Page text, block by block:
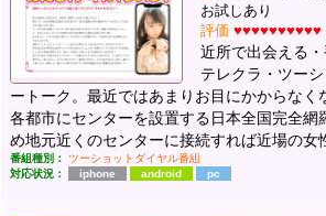
お試しあり
評価 ♥♥♥♥♥♥♥♥♥♥
近所で出会える
テレクラ・ツー
ートーク。最近ではあまりお目にかからなく
各都市にセンターを設置する日本全国完全網
め地元近くのセンターに接続すれば近場の女
番組種別：
ツーショットダイヤル番組
対応状況：
iphone android pc